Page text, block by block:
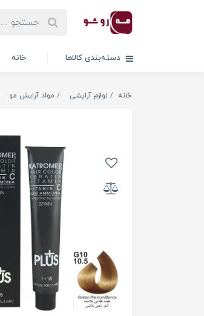
دسته‌بندی کالاها خانه
خانه لوازم آرایشی مواد آرایش مو